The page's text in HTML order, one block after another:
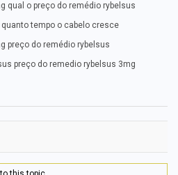
qual o preço do remédio rybelsus
tempo o cabelo cresce
preço do remédio rybelsus
preço do remedio rybelsus 3mg